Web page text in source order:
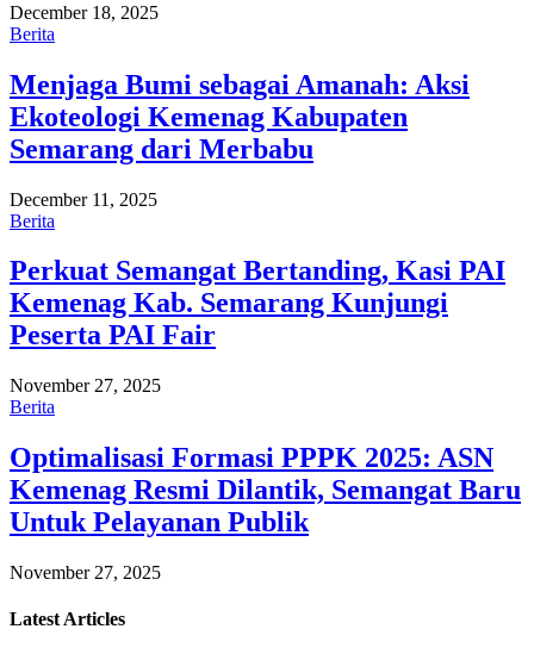
December 18, 2025
Berita
Menjaga Bumi sebagai Amanah: Aksi
Ekoteologi Kemenag Kabupaten
Semarang dari Merbabu
December 11, 2025
Berita
Perkuat Semangat Bertanding, Kasi PAI
Kemenag Kab. Semarang Kunjungi
Peserta PAI Fair
November 27, 2025
Berita
Optimalisasi Formasi PPPK 2025: ASN
Kemenag Resmi Dilantik, Semangat Baru
Untuk Pelayanan Publik
November 27, 2025
Latest Articles